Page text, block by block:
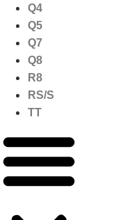
Q4
Q5
Q7
Q8
R8
RS/S
TT